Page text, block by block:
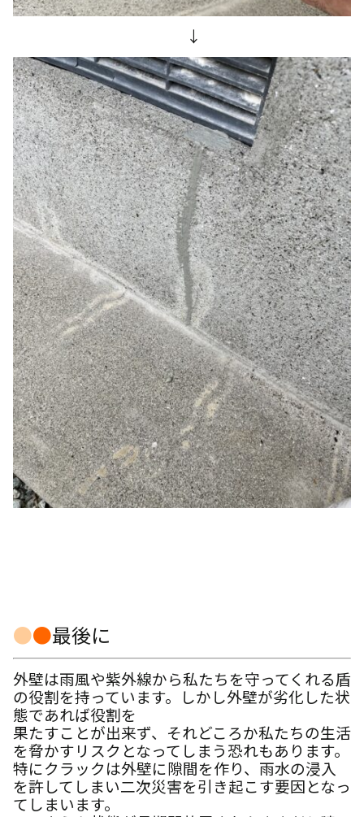
↓
●●最後に
外壁は雨風や紫外線から私たちを守ってくれる盾
の役割を持っています。しかし外壁が劣化した状
態であれば役割を
果たすことが出来ず、それどころか私たちの生活
を脅かすリスクとなってしまう恐れもあります。
特にクラックは外壁に隙間を作り、雨水の浸入
を許してしまい二次災害を引き起こす要因となっ
てしまいます。